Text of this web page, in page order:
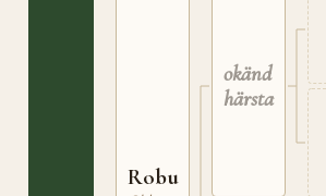
Robust
okänd
härstamning